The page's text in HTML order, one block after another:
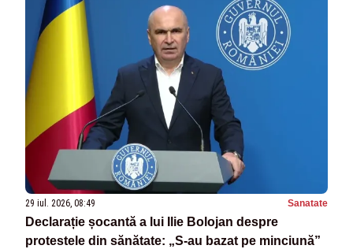
29 iul. 2026, 08:49 Sanatate
Declarație șocantă a lui Ilie Bolojan despre
protestele din sănătate: „S-au bazat pe minciună”